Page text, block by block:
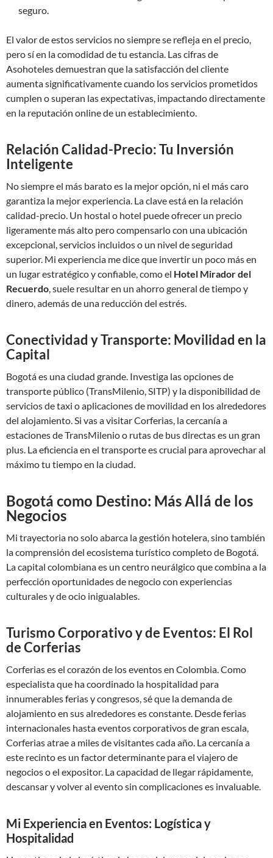
seguro.
El valor de estos servicios no siempre se refleja en el precio,
pero sí en la comodidad de tu estancia. Las cifras de
Asohoteles demuestran que la satisfacción del cliente
aumenta significativamente cuando los servicios prometidos
cumplen o superan las expectativas, impactando directamente
en la reputación online de un establecimiento.
Relación Calidad-Precio: Tu Inversión
Inteligente
No siempre el más barato es la mejor opción, ni el más caro
garantiza la mejor experiencia. La clave está en la relación
calidad-precio. Un hostal o hotel puede ofrecer un precio
ligeramente más alto pero compensarlo con una ubicación
excepcional, servicios incluidos o un nivel de seguridad
superior. Mi experiencia me dice que invertir un poco más en
un lugar estratégico y confiable, como el Hotel Mirador del
Recuerdo, suele resultar en un ahorro general de tiempo y
dinero, además de una reducción del estrés.
Conectividad y Transporte: Movilidad en la
Capital
Bogotá es una ciudad grande. Investiga las opciones de
transporte público (TransMilenio, SITP) y la disponibilidad de
servicios de taxi o aplicaciones de movilidad en los alrededores
del alojamiento. Si vas a visitar Corferias, la cercanía a
estaciones de TransMilenio o rutas de bus directas es un gran
plus. La eficiencia en el transporte es crucial para aprovechar al
máximo tu tiempo en la ciudad.
Bogotá como Destino: Más Allá de los
Negocios
Mi trayectoria no solo abarca la gestión hotelera, sino también
la comprensión del ecosistema turístico completo de Bogotá.
La capital colombiana es un centro neurálgico que combina a la
perfección oportunidades de negocio con experiencias
culturales y de ocio inigualables.
Turismo Corporativo y de Eventos: El Rol
de Corferias
Corferias es el corazón de los eventos en Colombia. Como
especialista que ha coordinado la hospitalidad para
innumerables ferias y congresos, sé que la demanda de
alojamiento en sus alrededores es constante. Desde ferias
internacionales hasta eventos corporativos de gran escala,
Corferias atrae a miles de visitantes cada año. La cercanía a
este recinto es un factor determinante para el viajero de
negocios o el expositor. La capacidad de llegar rápidamente,
descansar y volver al evento sin complicaciones es invaluable.
Mi Experiencia en Eventos: Logística y
Hospitalidad